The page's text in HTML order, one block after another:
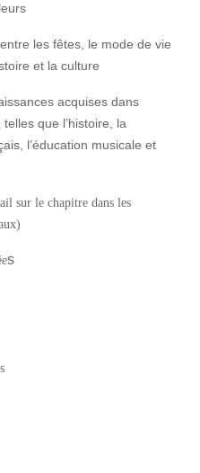
les fêtes, le mode de vie
et la culture
acquises dans
que l’histoire, la
l’éducation musicale et
sur le chapitre dans les
s